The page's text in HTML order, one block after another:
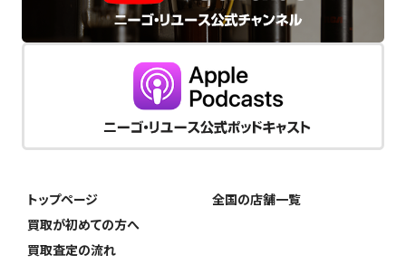
トップページ
買取が初めての方へ
買取査定の流れ
全国の店舗一覧